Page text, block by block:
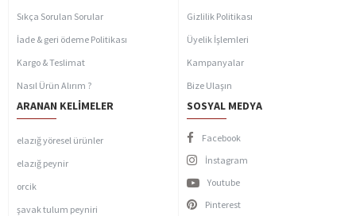
Sıkça Sorulan Sorular
İade & geri ödeme Politikası
Kargo & Teslimat
Nasıl Ürün Alırım ?
Gizlilik Politikası
Üyelik İşlemleri
Kampanyalar
Bize Ulaşın
ARANAN KELIMELER
elazığ yöresel ürünler
elazığ peynir
orcik
şavak tulum peyniri
SOSYAL MEDYA
Facebook
İnstagram
Youtube
Pinterest